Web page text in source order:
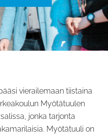
vierailemaan tiistaina
Myötätuulen
jonka tarjonta
Myötätuuli on